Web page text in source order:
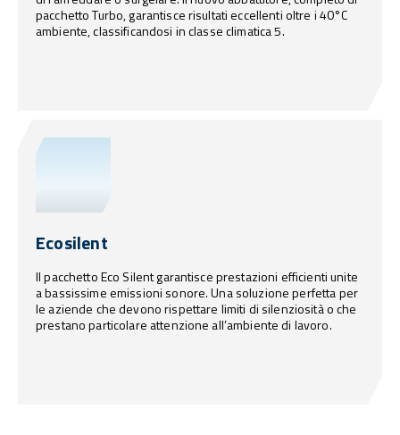
pacchetto Turbo, garantisce risultati eccellenti oltre i 40°C
ambiente, classificandosi in classe climatica 5.
Ecosilent
Il pacchetto Eco Silent garantisce prestazioni efficienti unite
a bassissime emissioni sonore. Una soluzione perfetta per
le aziende che devono rispettare limiti di silenziosità o che
prestano particolare attenzione all’ambiente di lavoro.